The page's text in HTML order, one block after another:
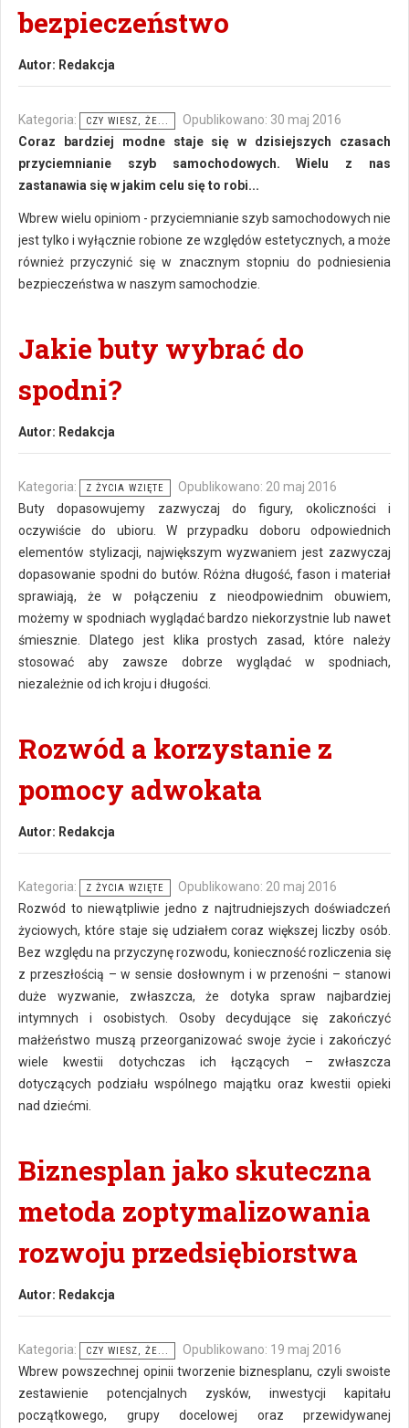
bezpieczeństwo
Autor: Redakcja
Kategoria: CZY WIESZ, ŻE...
Opublikowano: 30 maj 2016
Coraz bardziej modne staje się w dzisiejszych czasach
przyciemnianie szyb samochodowych. Wielu z nas
zastanawia się w jakim celu się to robi...
Wbrew wielu opiniom - przyciemnianie szyb samochodowych nie
jest tylko i wyłącznie robione ze względów estetycznych, a może
również przyczynić się w znacznym stopniu do podniesienia
bezpieczeństwa w naszym samochodzie.
Jakie buty wybrać do
spodni?
Autor: Redakcja
Kategoria: Z ŻYCIA WZIĘTE
Opublikowano: 20 maj 2016
Buty dopasowujemy zazwyczaj do figury, okoliczności i
oczywiście do ubioru. W przypadku doboru odpowiednich
elementów stylizacji, największym wyzwaniem jest zazwyczaj
dopasowanie spodni do butów. Różna długość, fason i materiał
sprawiają, że w połączeniu z nieodpowiednim obuwiem,
możemy w spodniach wyglądać bardzo niekorzystnie lub nawet
śmiesznie. Dlatego jest klika prostych zasad, które należy
stosować aby zawsze dobrze wyglądać w spodniach,
niezależnie od ich kroju i długości.
Rozwód a korzystanie z
pomocy adwokata
Autor: Redakcja
Kategoria: Z ŻYCIA WZIĘTE
Opublikowano: 20 maj 2016
Rozwód to niewątpliwie jedno z najtrudniejszych doświadczeń
życiowych, które staje się udziałem coraz większej liczby osób.
Bez względu na przyczynę rozwodu, konieczność rozliczenia się
z przeszłością – w sensie dosłownym i w przenośni – stanowi
duże wyzwanie, zwłaszcza, że dotyka spraw najbardziej
intymnych i osobistych. Osoby decydujące się zakończyć
małżeństwo muszą przeorganizować swoje życie i zakończyć
wiele kwestii dotychczas ich łączących – zwłaszcza
dotyczących podziału wspólnego majątku oraz kwestii opieki
nad dziećmi.
Biznesplan jako skuteczna
metoda zoptymalizowania
rozwoju przedsiębiorstwa
Autor: Redakcja
Kategoria: CZY WIESZ, ŻE...
Opublikowano: 19 maj 2016
Wbrew powszechnej opinii tworzenie biznesplanu, czyli swoiste
zestawienie potencjalnych zysków, inwestycji kapitału
początkowego, grupy docelowej oraz przewidywanej